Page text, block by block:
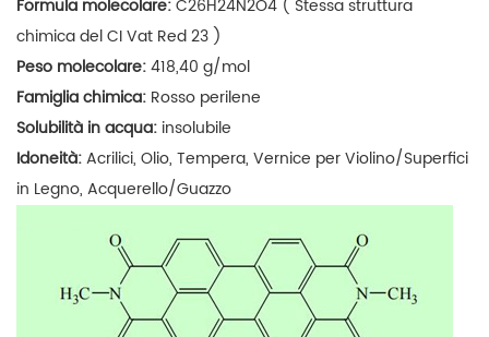
Formula molecolare:C26H24N2O4 ( Stessa struttura
chimica del CI Vat Red 23 )
Peso molecolare:418,40 g/mol
Famiglia chimica: Rosso perilene
Solubilità in acqua: insolubile
Idoneità:Acrilici, Olio, Tempera, Vernice per Violino/Superfici
in Legno, Acquerello/Guazzo